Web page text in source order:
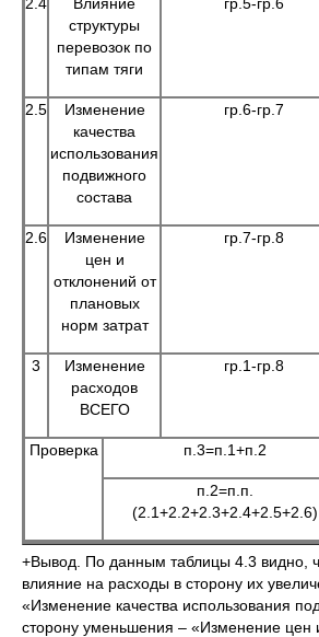
структуры
перевозок по
типам тяги
2.5
Изменение
качества
использования
подвижного
состава
гр.6-гр.7
2.6
Изменение
цен и
отклонений от
плановых
норм затрат
гр.7-гр.8
3
Изменение
расходов
ВСЕГО
гр.1-гр.8
Проверка п.3=п.1+п.2
п.2=п.п.
(2.1+2.2+2.3+2.4+2.5+2.6)
+Вывод. По данным таблицы 4.3 видно,
влияние на расходы в сторону их
«Изменение качества использования
сторону уменьшения – «Изменение цен